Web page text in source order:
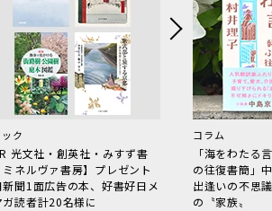
ク
光文社・創英社・みすず書
ミネルヴァ書房】プレゼント
新聞1面広告の本、好書好日メ
ガ読者計20名様に
コラム
「海をわた
の往復書簡」
出逢いの不思
の〝家族〟